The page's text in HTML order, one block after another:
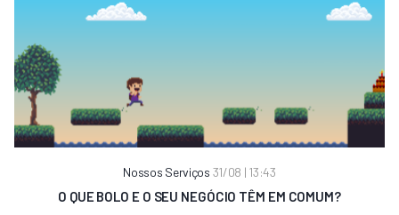
Nossos Serviços 31/08 | 13:43
O QUE BOLO E O SEU NEGÓCIO TÊM EM COMUM?